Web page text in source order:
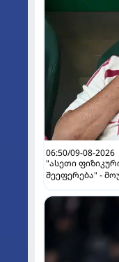
06:50/09-08-2026
"ასეთი
შეეფერება" -